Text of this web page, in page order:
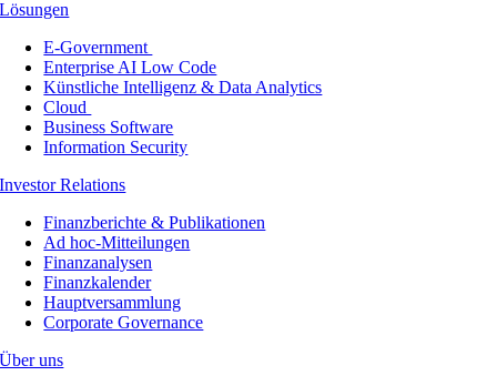
Lösungen
E-Government
Enterprise AI Low Code
Künstliche Intelligenz & Data Analytics
Cloud
Business Software
Information Security
Investor Relations
Finanzberichte & Publikationen
Ad hoc-Mitteilungen
Finanzanalysen
Finanzkalender
Hauptversammlung
Corporate Governance
Über uns